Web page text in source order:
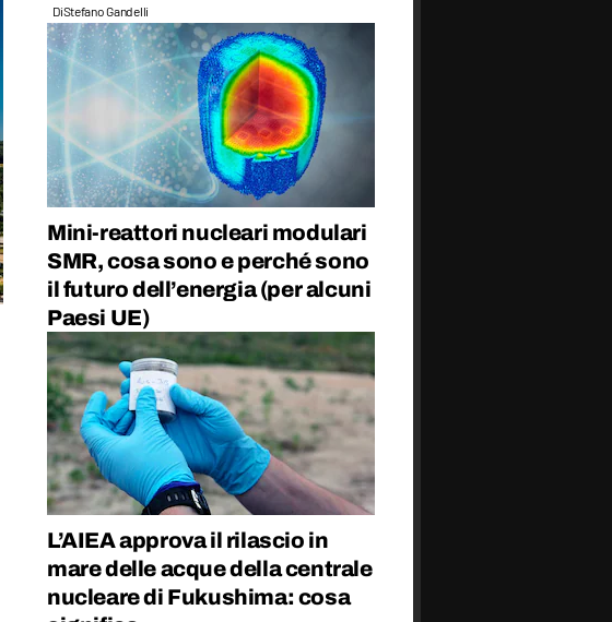
DiStefano Gandelli
Mini-reattori nucleari modulari
SMR, cosa sono e perché sono
il futuro dell’energia (per alcuni
Paesi UE)
L’AIEA approva il rilascio in
mare delle acque della centrale
nucleare di Fukushima: cosa